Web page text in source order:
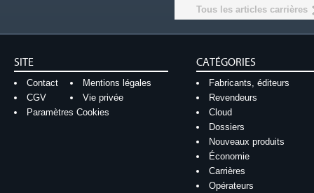
Tous les articles carrières
SITE
Contact
Mentions légales
CGV
Vie privée
Paramètres Cookies
CATÉGORIES
Fabricants, éditeurs
Revendeurs
Cloud
Dossiers
Nouveaux produits
Économie
Carrières
Opérateurs